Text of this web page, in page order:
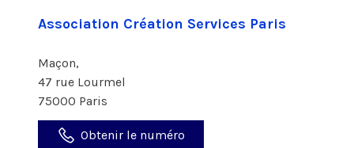
Association Création Services Paris
Maçon,
47 rue Lourmel
75000 Paris
Obtenir le numéro